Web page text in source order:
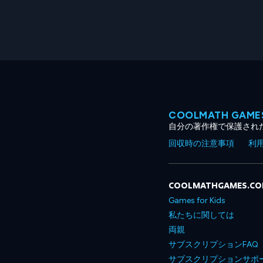
COOLMATH
自分の著作権で保護さ
回収時の注意事項
利
Games for Kids
私たちに関しては
両親
サブスクリプションFAQ
サブスクリプションサポ